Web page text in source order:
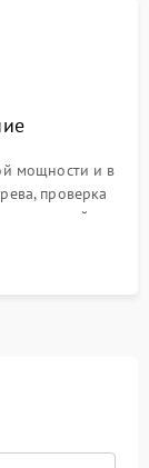
мощности и в
проверка
заданной
тока.